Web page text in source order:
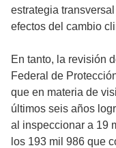
estrategia
efectos del cambio
En tanto, la revisión
Federal de
que en materia de
últimos seis años
al inspeccionar a 19
los 193 mil 986 que